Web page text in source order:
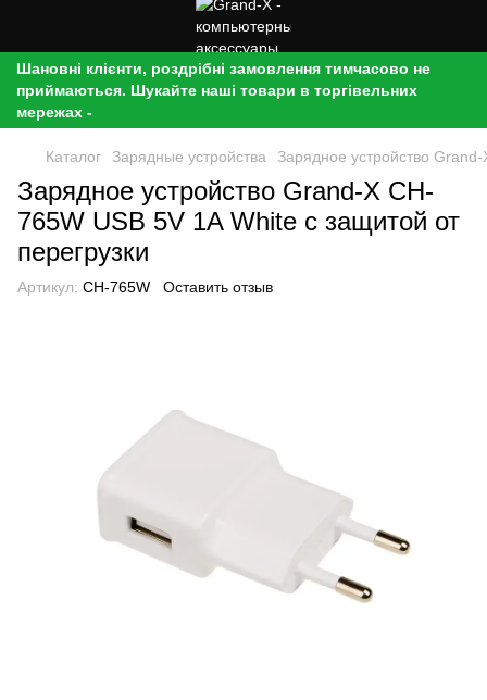
Шановні клієнти, роздрібні замовлення тимчасово не
приймаються. Шукайте наші товари в торгівельних
мережах -
Каталог Зарядные устройства Зарядное устройство
Зарядное устройство Grand-X CH-
765W USB 5V 1A White с защитой от
перегрузки
Артикул: CH-765W Оставить отзыв